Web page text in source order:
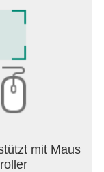
mit Maus